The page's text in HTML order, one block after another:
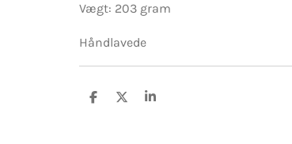
Vægt: 203 gram
Håndlavede
D
D
D